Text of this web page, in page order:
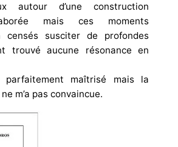
autour d’une construction
mais ces moments
censés susciter de profondes
trouvé aucune résonance en
parfaitement maîtrisé mais la
m’a pas convaincue.